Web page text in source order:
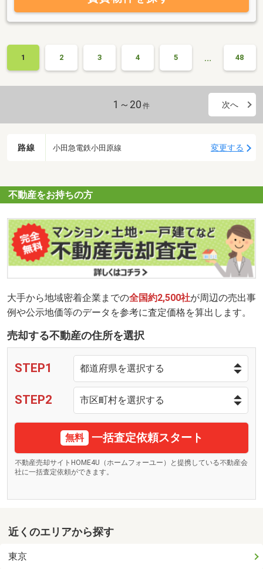
1 2 3 4 5 … 48
1～20 件 次へ
路線 小田急電鉄小田原線 変更する
不動産をお持ちの方
大手から地域密着企業までの全国約2,500社が周辺の売出事
例や公示地価等のデータを参考に査定価格を算出します。
売却する不動産の住所を選択
STEP1
STEP2
無料 一括査定依頼スタート
不動産売却サイトHOME4U（ホームフォーユー）と提携している不動産会
社に一括査定依頼ができます。
近くのエリアから探す
東京